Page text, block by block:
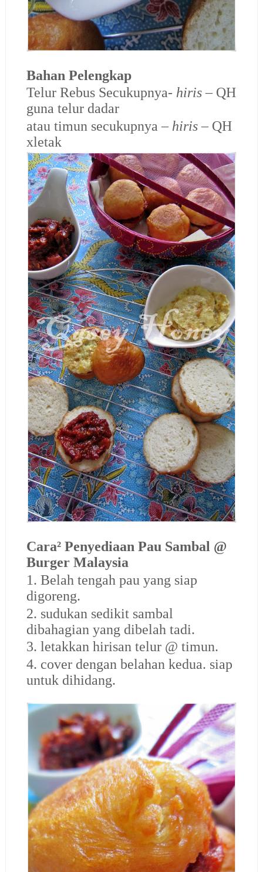
Bahan Pelengkap
Telur Rebus Secukupnya- hiris– QH
guna telur dadar
atau timun secukupnya –hiris– QH
xletak
Cara² Penyediaan Pau Sambal @
Burger Malaysia
1. Belah tengah pau yang siap
digoreng.
2. sudukan sedikit sambal
dibahagian yang dibelah tadi.
3. letakkan hirisan telur @ timun.
4. cover dengan belahan kedua. siap
untuk dihidang.